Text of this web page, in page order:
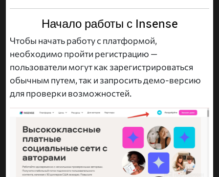
Начало работы с Insense
Чтобы начать работу с платформой,
необходимо пройти регистрацию —
пользователи могут как зарегистрироваться
обычным путем, так и запросить демо-версию
для проверки возможностей.